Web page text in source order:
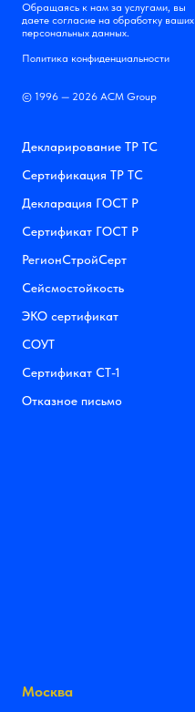
Обращаясь к нам за услугами, вы
даете согласие на обработку ваших
персональных данных.
Политика конфиденциальности
© 1996 — 2026 АСМ Group
Декларирование ТР ТС
Сертификация ТР ТС
Декларация ГОСТ Р
Сертификат ГОСТ Р
РегионСтройСерт
Сейсмостойкость
ЭКО сертификат
СОУТ
Сертификат СТ-1
Отказное письмо
Москва